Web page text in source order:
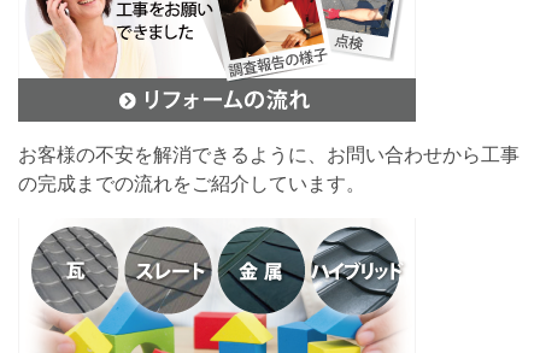
お客様の不安を解消できるように、お問い合わせから工事
の完成までの流れをご紹介しています。